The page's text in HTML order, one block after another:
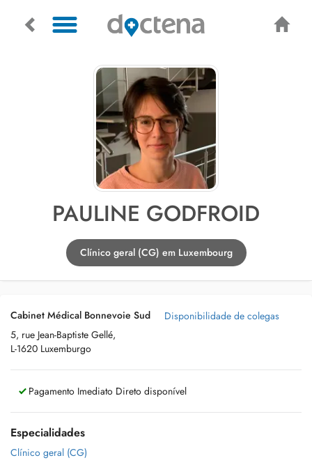
PAULINE GODFROID
Clínico geral (CG) em Luxembourg
Cabinet Médical Bonnevoie Sud
5, rue Jean-Baptiste Gellé,
L-1620 Luxemburgo
Disponibilidade de colegas
Pagamento Imediato Direto disponível
Especialidades
Clínico geral (CG)